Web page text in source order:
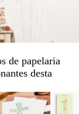
de papelaria
desta
opções